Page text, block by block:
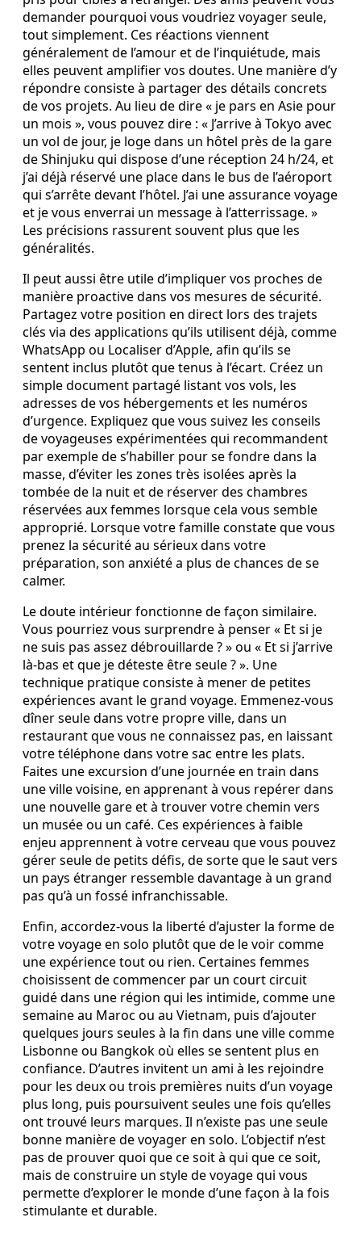
demander pourquoi vous voudriez voyager seule,
tout simplement. Ces réactions viennent
généralement de l’amour et de l’inquiétude, mais
elles peuvent amplifier vos doutes. Une manière d’y
répondre consiste à partager des détails concrets
de vos projets. Au lieu de dire « je pars en Asie pour
un mois », vous pouvez dire : « J’arrive à Tokyo avec
un vol de jour, je loge dans un hôtel près de la gare
de Shinjuku qui dispose d’une réception 24 h/24, et
j’ai déjà réservé une place dans le bus de l’aéroport
qui s’arrête devant l’hôtel. J’ai une assurance voyage
et je vous enverrai un message à l’atterrissage. »
Les précisions rassurent souvent plus que les
généralités.
Il peut aussi être utile d’impliquer vos proches de
manière proactive dans vos mesures de sécurité.
Partagez votre position en direct lors des trajets
clés via des applications qu’ils utilisent déjà, comme
WhatsApp ou Localiser d’Apple, afin qu’ils se
sentent inclus plutôt que tenus à l’écart. Créez un
simple document partagé listant vos vols, les
adresses de vos hébergements et les numéros
d’urgence. Expliquez que vous suivez les conseils
de voyageuses expérimentées qui recommandent
par exemple de s’habiller pour se fondre dans la
masse, d’éviter les zones très isolées après la
tombée de la nuit et de réserver des chambres
réservées aux femmes lorsque cela vous semble
approprié. Lorsque votre famille constate que vous
prenez la sécurité au sérieux dans votre
préparation, son anxiété a plus de chances de se
calmer.
Le doute intérieur fonctionne de façon similaire.
Vous pourriez vous surprendre à penser « Et si je
ne suis pas assez débrouillarde ? » ou « Et si j’arrive
là-bas et que je déteste être seule ? ». Une
technique pratique consiste à mener de petites
expériences avant le grand voyage. Emmenez-vous
dîner seule dans votre propre ville, dans un
restaurant que vous ne connaissez pas, en laissant
votre téléphone dans votre sac entre les plats.
Faites une excursion d’une journée en train dans
une ville voisine, en apprenant à vous repérer dans
une nouvelle gare et à trouver votre chemin vers
un musée ou un café. Ces expériences à faible
enjeu apprennent à votre cerveau que vous pouvez
gérer seule de petits défis, de sorte que le saut vers
un pays étranger ressemble davantage à un grand
pas qu’à un fossé infranchissable.
Enfin, accordez-vous la liberté d’ajuster la forme de
votre voyage en solo plutôt que de le voir comme
une expérience tout ou rien. Certaines femmes
choisissent de commencer par un court circuit
guidé dans une région qui les intimide, comme une
semaine au Maroc ou au Vietnam, puis d’ajouter
quelques jours seules à la fin dans une ville comme
Lisbonne ou Bangkok où elles se sentent plus en
confiance. D’autres invitent un ami à les rejoindre
pour les deux ou trois premières nuits d’un voyage
plus long, puis poursuivent seules une fois qu’elles
ont trouvé leurs marques. Il n’existe pas une seule
bonne manière de voyager en solo. L’objectif n’est
pas de prouver quoi que ce soit à qui que ce soit,
mais de construire un style de voyage qui vous
permette d’explorer le monde d’une façon à la fois
stimulante et durable.